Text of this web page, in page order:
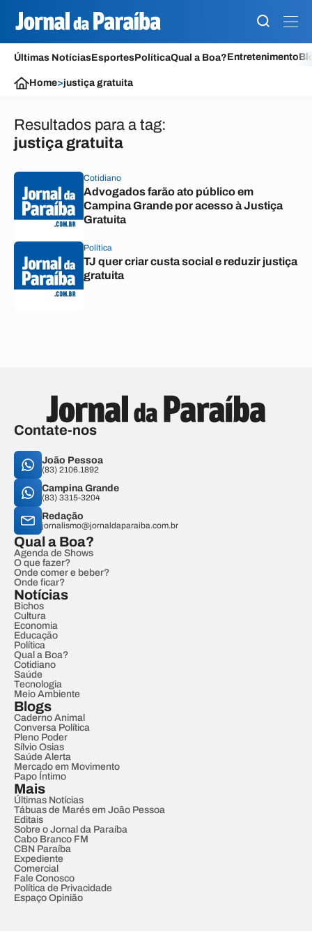
Últimas NotíciasEsportesPolíticaQual a Boa?Entretenimento
Home>justiça gratuita
Resultados para a tag:
justiça gratuita
Cotidiano
Advogados farão ato público em
Campina Grande por acesso à Justiça
Gratuita
Política
TJ quer criar custa social e reduzir justiça
gratuita
Contate-nos
João Pessoa
(83) 2106.1892
Campina Grande
(83) 3315-3204
Redação
jornalismo@jornaldaparaiba.com.br
Qual a Boa?
Agenda de Shows
O que fazer?
Onde comer e beber?
Onde ficar?
Notícias
Bichos
Cultura
Economia
Educação
Política
Qual a Boa?
Cotidiano
Saúde
Tecnologia
Meio Ambiente
Blogs
Caderno Animal
Conversa Política
Pleno Poder
Sílvio Osias
Saúde Alerta
Mercado em Movimento
Papo Íntimo
Mais
Últimas Notícias
Tábuas de Marés em João Pessoa
Editais
Sobre o Jornal da Paraíba
Cabo Branco FM
CBN Paraíba
Expediente
Comercial
Fale Conosco
Política de Privacidade
Espaço Opinião